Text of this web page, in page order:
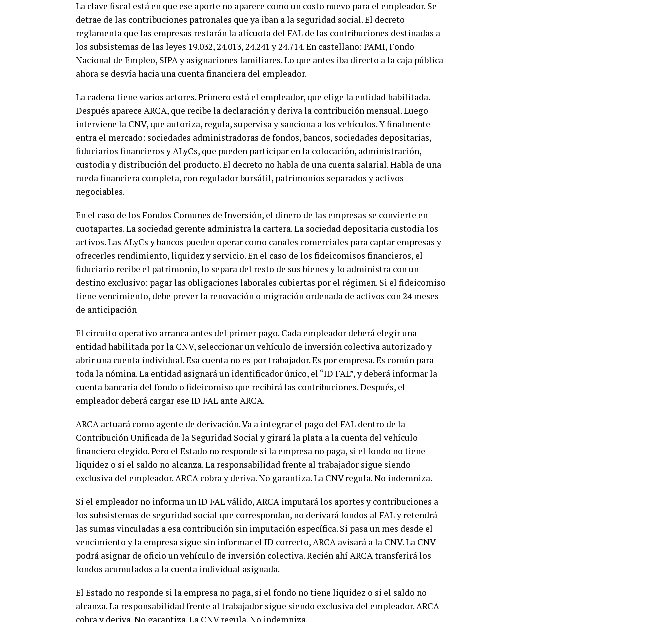
La clave fiscal está en que ese aporte no aparece como un costo nuevo para el empleador. Se
detrae de las contribuciones patronales que ya iban a la seguridad social. El decreto
reglamenta que las empresas restarán la alícuota del FAL de las contribuciones destinadas a
los subsistemas de las leyes 19.032, 24.013, 24.241 y 24.714. En castellano: PAMI, Fondo
Nacional de Empleo, SIPA y asignaciones familiares. Lo que antes iba directo a la caja pública
ahora se desvía hacia una cuenta financiera del empleador.
La cadena tiene varios actores. Primero está el empleador, que elige la entidad habilitada.
Después aparece ARCA, que recibe la declaración y deriva la contribución mensual. Luego
interviene la CNV, que autoriza, regula, supervisa y sanciona a los vehículos. Y finalmente
entra el mercado: sociedades administradoras de fondos, bancos, sociedades depositarias,
fiduciarios financieros y ALyCs, que pueden participar en la colocación, administración,
custodia y distribución del producto. El decreto no habla de una cuenta salarial. Habla de una
rueda financiera completa, con regulador bursátil, patrimonios separados y activos
negociables.
En el caso de los Fondos Comunes de Inversión, el dinero de las empresas se convierte en
cuotapartes. La sociedad gerente administra la cartera. La sociedad depositaria custodia los
activos. Las ALyCs y bancos pueden operar como canales comerciales para captar empresas y
ofrecerles rendimiento, liquidez y servicio. En el caso de los fideicomisos financieros, el
fiduciario recibe el patrimonio, lo separa del resto de sus bienes y lo administra con un
destino exclusivo: pagar las obligaciones laborales cubiertas por el régimen. Si el fideicomiso
tiene vencimiento, debe prever la renovación o migración ordenada de activos con 24 meses
de anticipación
El circuito operativo arranca antes del primer pago. Cada empleador deberá elegir una
entidad habilitada por la CNV, seleccionar un vehículo de inversión colectiva autorizado y
abrir una cuenta individual. Esa cuenta no es por trabajador. Es por empresa. Es común para
toda la nómina. La entidad asignará un identificador único, el “ID FAL”, y deberá informar la
cuenta bancaria del fondo o fideicomiso que recibirá las contribuciones. Después, el
empleador deberá cargar ese ID FAL ante ARCA.
ARCA actuará como agente de derivación. Va a integrar el pago del FAL dentro de la
Contribución Unificada de la Seguridad Social y girará la plata a la cuenta del vehículo
financiero elegido. Pero el Estado no responde si la empresa no paga, si el fondo no tiene
liquidez o si el saldo no alcanza. La responsabilidad frente al trabajador sigue siendo
exclusiva del empleador. ARCA cobra y deriva. No garantiza. La CNV regula. No indemniza.
Si el empleador no informa un ID FAL válido, ARCA imputará los aportes y contribuciones a
los subsistemas de seguridad social que correspondan, no derivará fondos al FAL y retendrá
las sumas vinculadas a esa contribución sin imputación específica. Si pasa un mes desde el
vencimiento y la empresa sigue sin informar el ID correcto, ARCA avisará a la CNV. La CNV
podrá asignar de oficio un vehículo de inversión colectiva. Recién ahí ARCA transferirá los
fondos acumulados a la cuenta individual asignada.
El Estado no responde si la empresa no paga, si el fondo no tiene liquidez o si el saldo no
alcanza. La responsabilidad frente al trabajador sigue siendo exclusiva del empleador. ARCA
cobra y deriva. No garantiza. La CNV regula. No indemniza.